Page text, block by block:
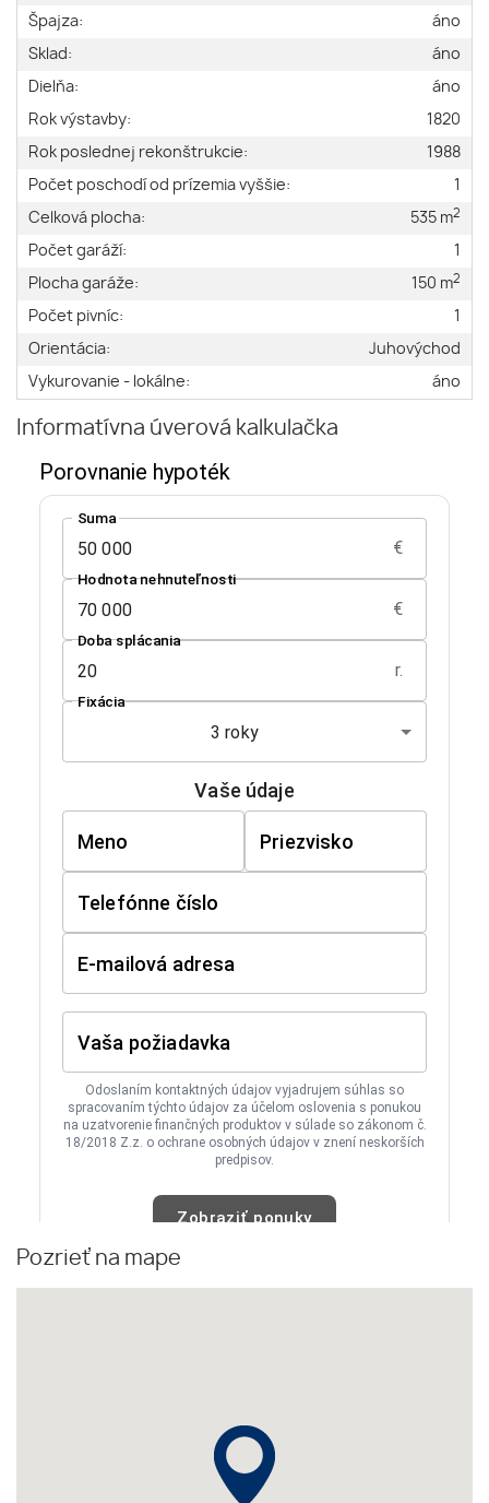
Špajza:
áno
Sklad:
áno
Dielňa:
áno
Rok výstavby:
1820
Rok poslednej rekonštrukcie:
1988
Počet poschodí od prízemia vyššie:
1
Celková plocha:
535 m2
Počet garáží:
1
Plocha garáže:
150 m2
Počet pivníc:
1
Orientácia:
Juhovýchod
Vykurovanie - lokálne:
áno
Informatívna úverová kalkulačka
Pozrieť na mape